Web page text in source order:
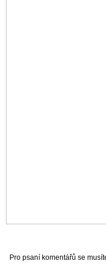
Pro psaní komentářů se